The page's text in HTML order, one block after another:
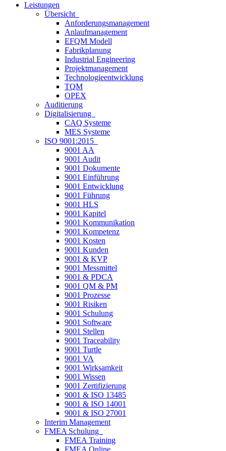
Leistungen
Übersicht
Anforderungsmanagement
Anlaufmanagement
EFQM Modell
Fabrikplanung
Industrial Engineering
Projektmanagement
Technologieentwicklung
TQM
OPEX
Auditierung
Digitalisierung
CAQ Systeme
MES Systeme
ISO 9001:2015
9001 AA
9001 Audit
9001 Dokumente
9001 Einführung
9001 Entwicklung
9001 Führung
9001 HLS
9001 Kapitel
9001 Kommunikation
9001 Kompetenz
9001 Kosten
9001 Kunden
9001 & KVP
9001 Messmittel
9001 & PDCA
9001 QM & PM
9001 Prozesse
9001 Risiken
9001 Schulung
9001 Software
9001 Stellen
9001 Traceability
9001 Turtle
9001 VA
9001 Wirksamkeit
9001 Wissen
9001 Zertifizierung
9001 & ISO 13485
9001 & ISO 14001
9001 & ISO 27001
Interim Management
FMEA Schulung
FMEA Training
FMEA Online